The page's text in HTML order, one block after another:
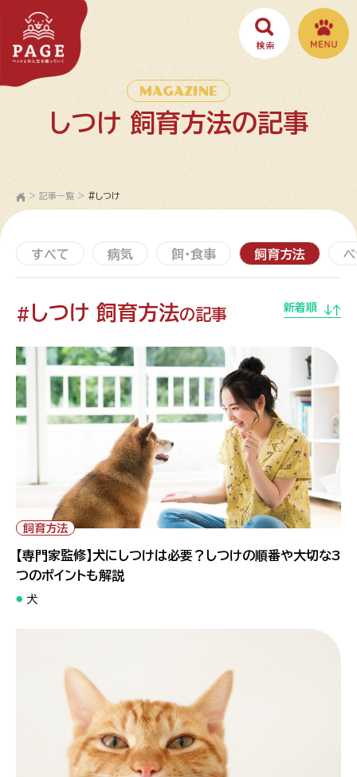
MAGAZINE
しつけ 飼育方法の記事
> 記事一覧 > #しつけ
すべて 病気 餌・食事 飼育方法
# しつけ 飼育方法の記事 新着順
飼育方法
【専門家監修】犬にしつけは必要？しつけの順番や大切な3
つのポイントも解説
犬